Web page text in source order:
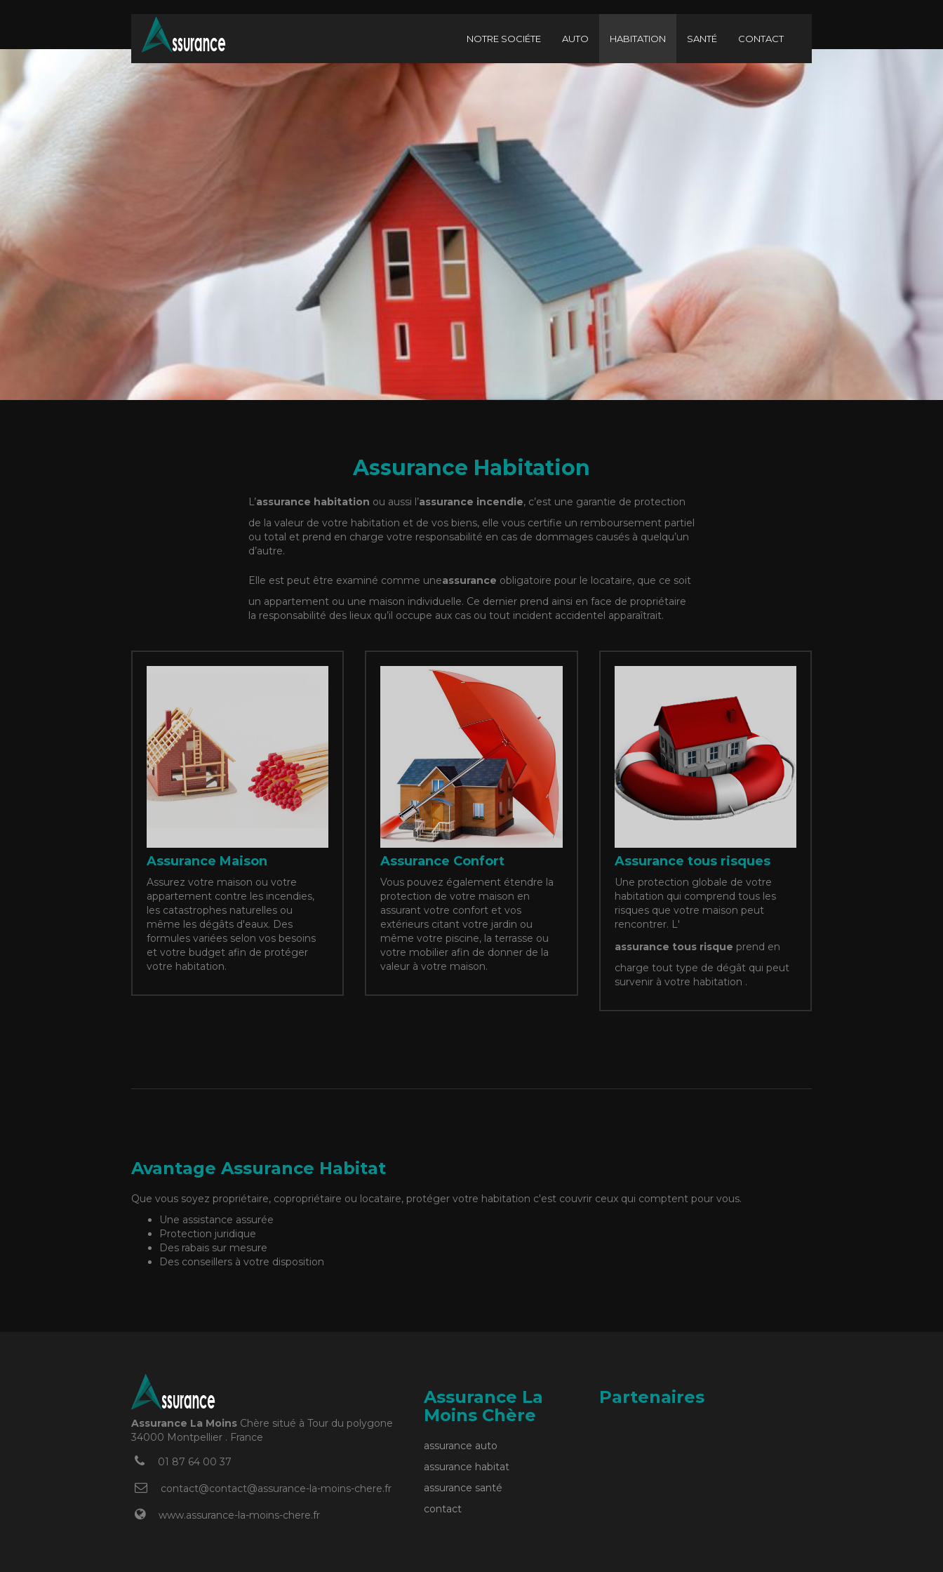
NOTRE SOCIÉTE AUTO HABITATION SANTÉ CONTACT
Assurance Habitation
L’assurance habitation ou aussi l’assurance incendie, c’est une garantie de protection
de la valeur de votre habitation et de vos biens, elle vous certifie un remboursement partiel
ou total et prend en charge votre responsabilité en cas de dommages causés à quelqu’un
d’autre.
Elle est peut être examiné comme uneassurance obligatoire pour le locataire, que ce soit
un appartement ou une maison individuelle. Ce dernier prend ainsi en face de propriétaire
la responsabilité des lieux qu’il occupe aux cas ou tout incident accidentel apparaîtrait.
Assurance Maison
Assurez votre maison ou votre
appartement contre les incendies,
les catastrophes naturelles ou
même les dégâts d'eaux. Des
formules variées selon vos besoins
et votre budget afin de protéger
votre habitation.
Assurance Confort
Vous pouvez également étendre la
protection de votre maison en
assurant votre confort et vos
extérieurs citant votre jardin ou
même votre piscine, la terrasse ou
votre mobilier afin de donner de la
valeur à votre maison.
Assurance tous risques
Une protection globale de votre
habitation qui comprend tous les
risques que votre maison peut
rencontrer. L'
assurance tous risque prend en
charge tout type de dégât qui peut
survenir à votre habitation .
Avantage Assurance Habitat
Que vous soyez propriétaire, copropriétaire ou locataire, protéger votre habitation c'est couvrir ceux qui comptent pour vous.
Une assistance assurée
Protection juridique
Des rabais sur mesure
Des conseillers à votre disposition
Assurance La Moins Chère situé à Tour du polygone
34000 Montpellier . France
01 87 64 00 37
contact@contact@assurance-la-moins-chere.fr
www.assurance-la-moins-chere.fr
Assurance La
Moins Chère
assurance auto
assurance habitat
assurance santé
contact
Partenaires